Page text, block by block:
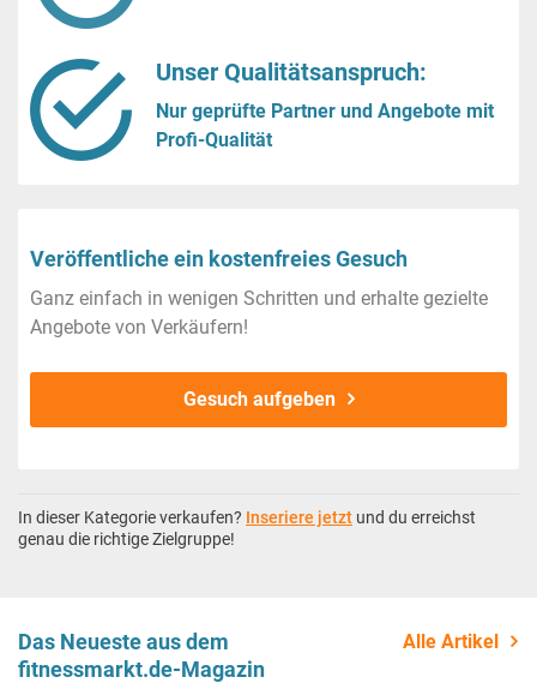
Unser Qualitätsanspruch:
Nur geprüfte Partner und Angebote mit
Profi-Qualität
Veröffentliche ein kostenfreies Gesuch
Ganz einfach in wenigen Schritten und erhalte gezielte
Angebote von Verkäufern!
Gesuch aufgeben
In dieser Kategorie verkaufen? Inseriere jetzt und du erreichst
genau die richtige Zielgruppe!
Das Neueste aus dem
fitnessmarkt.de-Magazin
Alle Artikel